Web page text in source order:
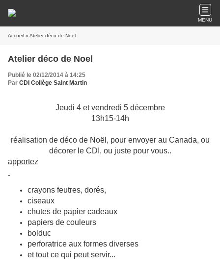
MENU
Accueil » Atelier déco de Noel
Atelier déco de Noel
Publié le 02/12/2014 à 14:25
Par CDI Collège Saint Martin
Jeudi 4 et vendredi 5 décembre
13h15-14h
réalisation de déco de Noël, pour envoyer au Canada, ou
décorer le CDI, ou juste pour vous..
apportez
crayons feutres, dorés,
ciseaux
chutes de papier cadeaux
papiers de couleurs
bolduc
perforatrice aux formes diverses
et tout ce qui peut servir...